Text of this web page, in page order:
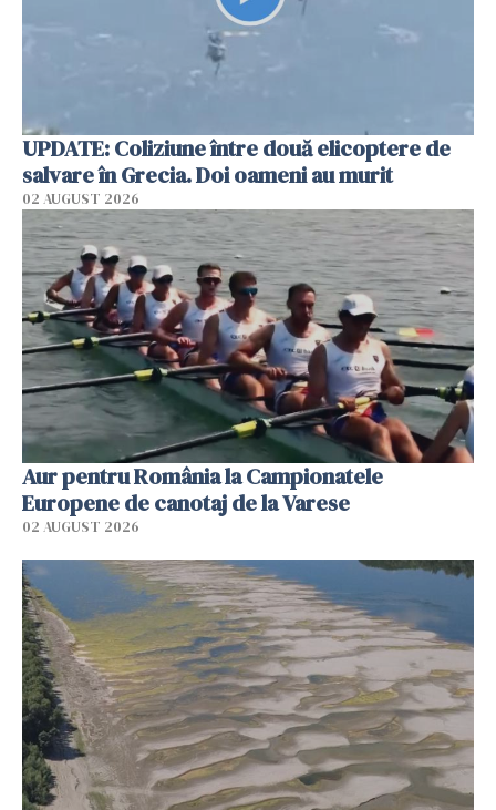
UPDATE: Coliziune între două elicoptere de
salvare în Grecia. Doi oameni au murit
02 AUGUST 2026
Aur pentru România la Campionatele
Europene de canotaj de la Varese
02 AUGUST 2026